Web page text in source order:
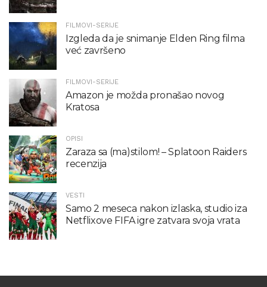
FILMOVI-SERIJE
Izgleda da je snimanje Elden Ring filma
već završeno
FILMOVI-SERIJE
Amazon je možda pronašao novog
Kratosa
OPISI
Zaraza sa (ma)stilom! – Splatoon Raiders
recenzija
VESTI
Samo 2 meseca nakon izlaska, studio iza
Netflixove FIFA igre zatvara svoja vrata